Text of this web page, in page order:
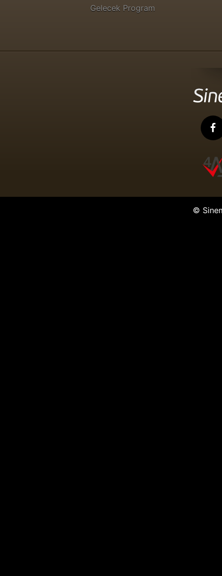
Gelecek Program
©